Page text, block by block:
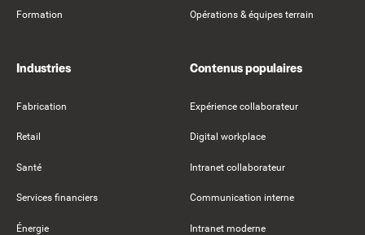
Formation Opérations & équipes terrain
Industries
Fabrication
Retail
Santé
Services financiers
Énergie
Contenus populaires
Expérience collaborateur
Digital workplace
Intranet collaborateur
Communication interne
Intranet moderne